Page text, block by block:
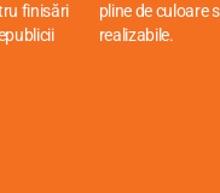
finisări
pline de culoare
realizabile.